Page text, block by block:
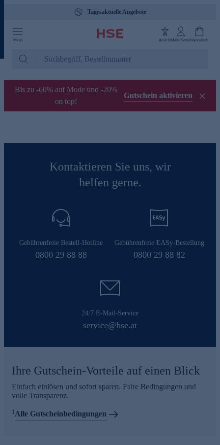
Tagesaktuelle Angebote
Menü AnsichtMein KontoWarenkorb
Bis zu -60% auf Mode und -20%
on top!
Gutschein aktivieren
Kontaktieren Sie uns, wir
helfen gerne.
Gebührenfreie Bestell-Hotline
0800 29 88 88
Gebührenfreie EASy-Bestellung
0800 29 88 82
24/7 E-Mail-Service
service@hse.at
Ihre Gutschein-Vorteile auf einen Blick
Einfach einlösen und sofort sparen. Faire Bedingungen und
volle Transparenz.
1Alle Gutscheinbedingungen